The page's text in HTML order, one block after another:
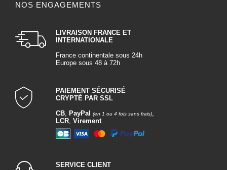
NOS ENGAGEMENTS
LIVRAISON FRANCE ET
INTERNATIONALE
France continentale sous 24h
Europe sous 48 à 72h
PAIEMENT SÉCURISÉ
CRYPTÉ PAR SSL
CB, PayPal (en 1 ou 4 fois sans frais),
LCR, Virement
SERVICE CLIENT